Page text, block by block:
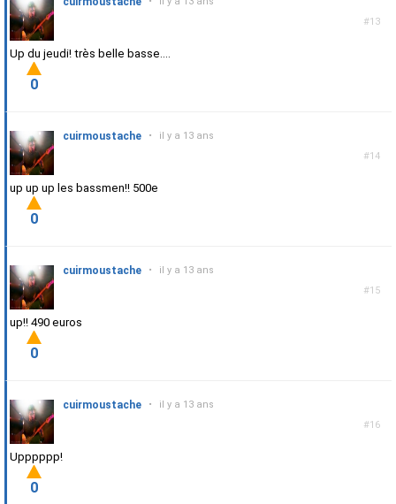
#13
Up du jeudi! très belle basse....
0
#14
cuirmoustache • il y a 13 ans
up up up les bassmen!! 500e
0
#15
cuirmoustache • il y a 13 ans
up!! 490 euros
0
#16
cuirmoustache • il y a 13 ans
Upppppp!
0